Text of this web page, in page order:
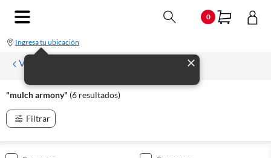
0
Ingresa tu ubicación
Volver
"mulch armony" (6 resultados)
Filtrar